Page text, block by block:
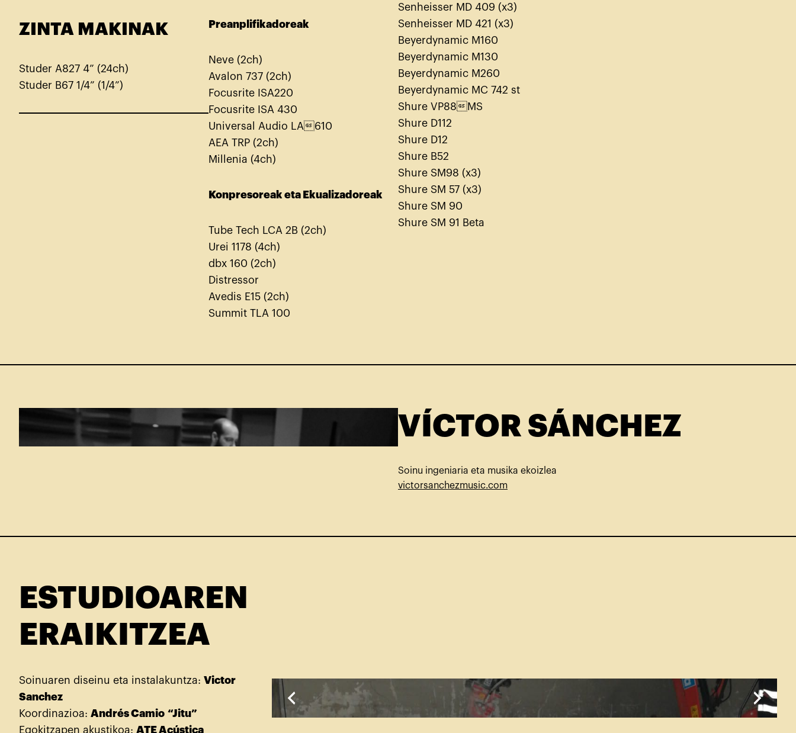
ZINTA MAKINAK
Studer A827 4” (24ch)
Studer B67 1/4” (1/4”)
Preanplifikadoreak
Neve (2ch)
Avalon 737 (2ch)
Focusrite ISA220
Focusrite ISA 430
Universal Audio LA610
AEA TRP (2ch)
Millenia (4ch)
Konpresoreak eta Ekualizadoreak
Tube Tech LCA 2B (2ch)
Urei 1178 (4ch)
dbx 160 (2ch)
Distressor
Avedis E15 (2ch)
Summit TLA 100
Senheisser MD 409 (x3)
Senheisser MD 421 (x3)
Beyerdynamic M160
Beyerdynamic M130
Beyerdynamic M260
Beyerdynamic MC 742 st
Shure VP88MS
Shure D112
Shure D12
Shure B52
Shure SM98 (x3)
Shure SM 57 (x3)
Shure SM 90
Shure SM 91 Beta
VÍCTOR SÁNCHEZ
Soinu ingeniaria eta musika ekoizlea
victorsanchezmusic.com
ESTUDIOAREN
ERAIKITZEA
Soinuaren diseinu eta instalakuntza: Victor
Sanchez
Koordinazioa: Andrés Camio “Jitu”
Egokitzapen akustikoa: ATE Acústica